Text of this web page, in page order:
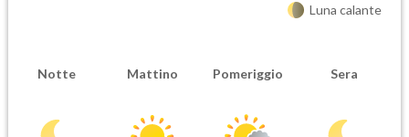
Luna calante
Notte Mattino Pomeriggio Sera